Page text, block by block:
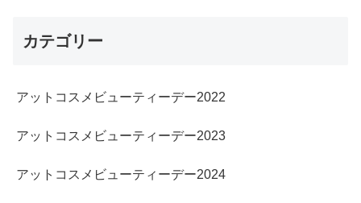
カテゴリー
アットコスメビューティーデー2022
アットコスメビューティーデー2023
アットコスメビューティーデー2024